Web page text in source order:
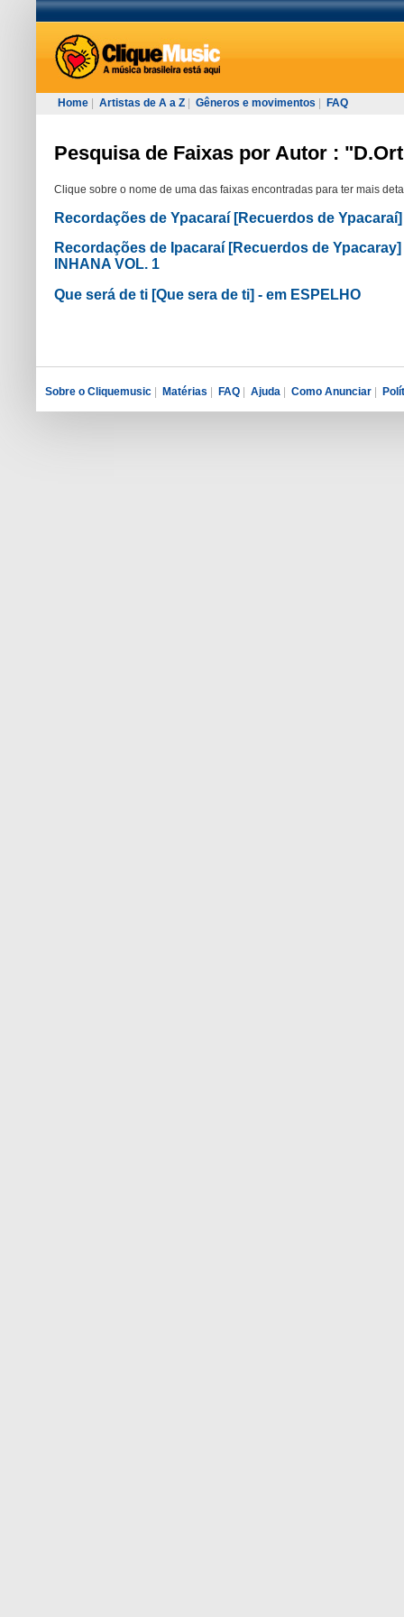
Home Artistas de A a Z Gêneros e movimentos FAQ
Pesquisa de Faixas por Autor :
Clique sobre o nome de uma das faixas encontradas para ter mais
Recordações de Ypacaraí [Recuerdos de Ypacaraí]
Recordações de Ipacaraí [Recuerdos de Ypacaray]
INHANA VOL. 1
Que será de ti [Que sera de ti] - em ESPELHO
Sobre o Cliquemusic | Matérias | FAQ | Ajuda | Como Anunciar |